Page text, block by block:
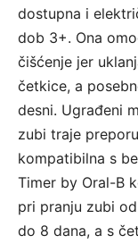
dostupna i
dob 3+. Ona
čišćenje jer
četkice, a
desni. Ugrađeni
zubi traje
kompatibilna s
Timer by Oral-B
pri pranju zubi
do 8 dana, a s